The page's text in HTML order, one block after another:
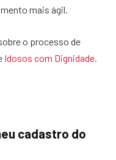
mais ágil.
o processo de
Idosos com Dignidade
cadastro do